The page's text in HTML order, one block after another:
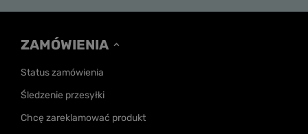
ZAMÓWIENIA
Status zamówienia
Śledzenie przesyłki
Chcę zareklamować produkt